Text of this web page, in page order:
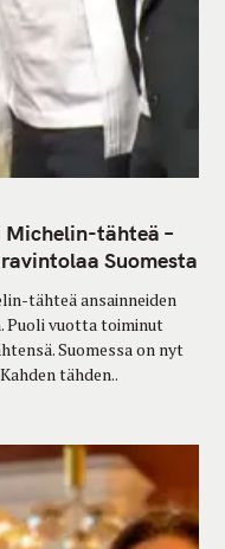
tähteä –
Suomesta
tähteä ansainneiden
Puoli vuotta toiminut
Suomessa on nyt
tähden..